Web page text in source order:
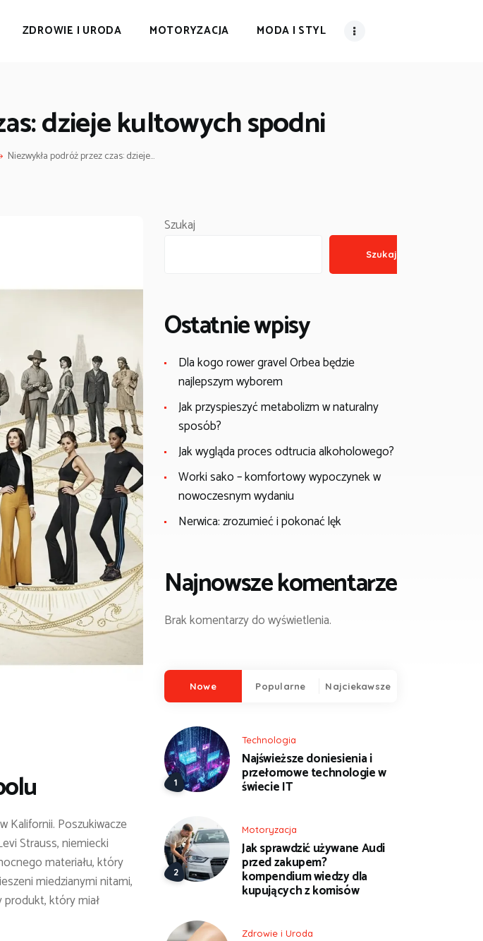
ZDROWIE I URODA MOTORYZACJA MODA I STYL
dzieje kultowych spodni
Niezwykła podróż przez czas: dzieje...
Kalifornii. Poszukiwacze
Strauss, niemiecki
materiału, który
miedzianymi nitami,
produkt, który miał
Szukaj
Szukaj
Ostatnie wpisy
Dla kogo rower gravel Orbea będzie
najlepszym wyborem
Jak przyspieszyć metabolizm w naturalny
sposób?
Jak wygląda proces odtrucia alkoholowego?
Worki sako – komfortowy wypoczynek w
nowoczesnym wydaniu
Nerwica: zrozumieć i pokonać lęk
Najnowsze komentarze
Brak komentarzy do wyświetlenia.
Nowe Popularne Najciekawsze
Technologia
Najświeższe doniesienia i
przełomowe technologie w
świecie IT
Motoryzacja
Jak sprawdzić używane Audi
przed zakupem?
kompendium wiedzy dla
kupujących z komisów
Zdrowie i Uroda